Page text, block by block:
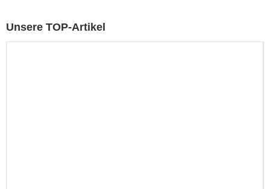
Unsere TOP-Artikel